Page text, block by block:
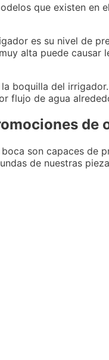
que existen en
es su nivel de
alta puede
boquilla del
flujo de agua
son capaces de
de nuestras